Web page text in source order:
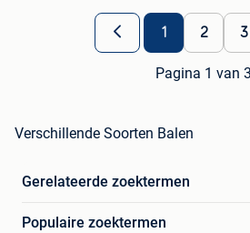
1 2 3
Pagina 1 van 3
Verschillende Soorten Balen
Gerelateerde zoektermen
Populaire zoektermen